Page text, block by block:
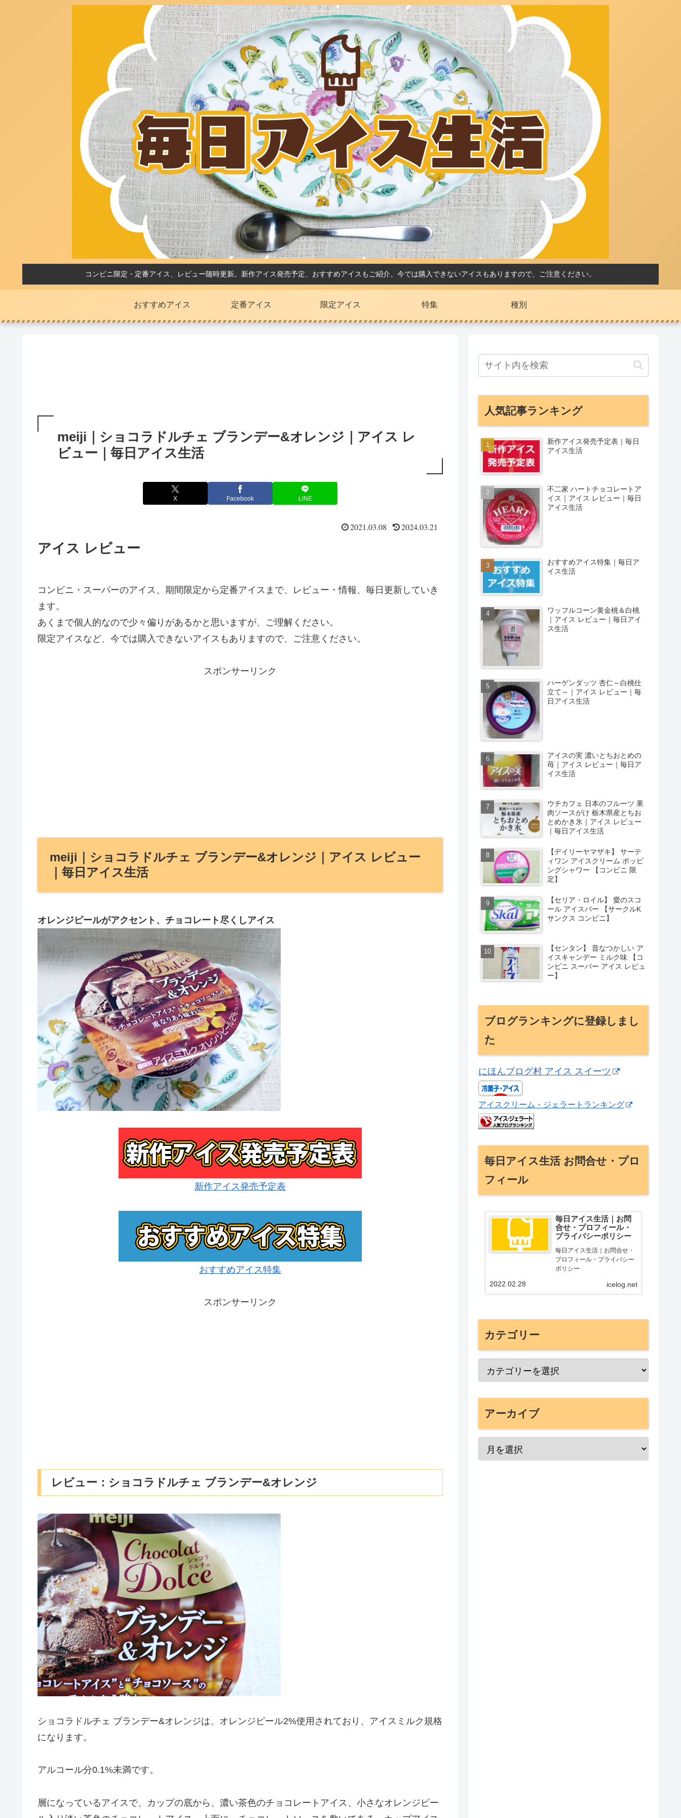
コンビニ限定・定番アイス、レビュー随時更新。新作アイス発売予定、おすすめアイスもご紹介。今では購入できないアイスもありますので、ご注意ください。
おすすめアイス 定番アイス 限定アイス 特集 種別
meiji｜ショコラドルチェ ブランデー&オレンジ｜アイス レ
ビュー｜毎日アイス生活
X Facebook LINE
2021.03.08 2024.03.21
アイス レビュー
コンビニ・スーパーのアイス、期間限定から定番アイスまで、レビュー・情報、毎日更新していき
ます。
あくまで個人的なので少々偏りがあるかと思いますが、ご理解ください。
限定アイスなど、今では購入できないアイスもありますので、ご注意ください。
スポンサーリンク
meiji｜ショコラドルチェ ブランデー&オレンジ｜アイス レビュー
｜毎日アイス生活
オレンジピールがアクセント、チョコレート尽くしアイス
新作アイス発売予定表
おすすめアイス特集
スポンサーリンク
レビュー：ショコラドルチェ ブランデー&オレンジ
ショコラドルチェ ブランデー&オレンジは、オレンジピール2%使用されており、アイスミルク規格
になります。
アルコール分0.1%未満です。
層になっているアイスで、カップの底から、濃い茶色のチョコレートアイス、小さなオレンジピー
人気記事ランキング
新作アイス発売予定表｜毎日
アイス生活
不二家 ハートチョコレートア
イス｜アイス レビュー｜毎日
アイス生活
おすすめアイス特集｜毎日ア
イス生活
ワッフルコーン黄金桃＆白桃
｜アイス レビュー｜毎日アイ
ス生活
ハーゲンダッツ 杏仁～白桃仕
立て～｜アイス レビュー｜毎
日アイス生活
アイスの実 濃いとちおとめの
苺｜アイス レビュー｜毎日ア
イス生活
ウチカフェ 日本のフルーツ 果
肉ソースがけ 栃木県産とちお
とめかき氷｜アイス レビュー
｜毎日アイス生活
【デイリーヤマザキ】 サーテ
ィワン アイスクリーム ポッピ
ングシャワー 【コンビニ 限
定】
【セリア・ロイル】 愛のスコ
ール アイスバー 【サークルK
サンクス コンビニ】
【センタン】 昔なつかしい ア
イスキャンデー ミルク味 【コ
ンビニ スーパー アイス レビュ
ー】
ブログランキングに登録しまし
た
にほんブログ村 アイス スイーツ
アイスクリーム・ジェラートランキング
毎日アイス生活 お問合せ・プロ
フィール
毎日アイス生活｜お問
合せ・プロフィール・
プライバシーポリシー
毎日アイス生活｜お問合せ・
プロフィール・プライバシー
ポリシー
icelog.net
2022.02.28
カテゴリー
アーカイブ